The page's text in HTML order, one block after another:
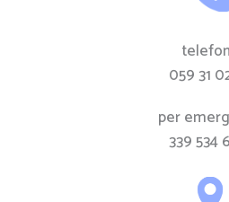
059 31
per
339 534